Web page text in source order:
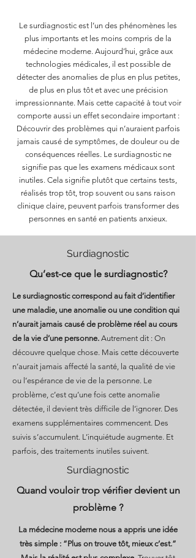
Le surdiagnostic est l’un des phénomènes les
plus importants et les moins compris de la
médecine moderne. Aujourd’hui, grâce aux
technologies médicales, il est possible de
détecter des anomalies de plus en plus petites,
de plus en plus tôt et avec une précision
impressionnante. Mais cette capacité à tout voir
comporte aussi un effet secondaire important :
Découvrir des problèmes qui n’auraient parfois
jamais causé de symptômes, de douleur ou de
conséquences réelles. Le surdiagnostic ne
signifie pas que les examens médicaux sont
inutiles. Cela signifie plutôt que certains tests,
réalisés trop tôt, trop souvent ou sans raison
clinique claire, peuvent parfois transformer des
personnes en santé en patients anxieux.
Surdiagnostic
Qu’est-ce que le surdiagnostic?
Le surdiagnostic correspond au fait d’identifier
une maladie, une anomalie ou une condition qui
n’aurait jamais causé de problème réel au cours
de la vie d’une personne. Autrement dit : On
découvre quelque chose. Mais cette découverte
n’aurait jamais affecté la santé, la qualité de vie
ou l’espérance de vie de la personne. Le
problème, c’est qu’une fois cette anomalie
détectée, il devient très difficile de l’ignorer. Des
examens supplémentaires commencent. Des
suivis s’accumulent. L’inquiétude augmente. Et
parfois, des traitements inutiles suivent.
Surdiagnostic
Quand vouloir trop vérifier devient un
problème ?
La médecine moderne nous a appris une idée
très simple : “Plus on trouve tôt, mieux c’est.”